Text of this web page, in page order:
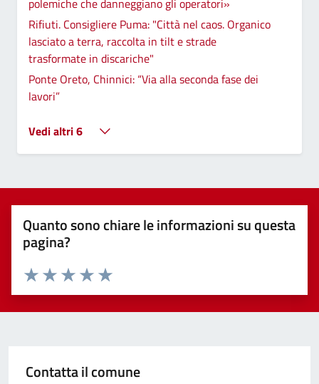
polemiche che danneggiano gli operatori»
Rifiuti. Consigliere Puma: "Città nel caos. Organico
lasciato a terra, raccolta in tilt e strade
trasformate in discariche"
Ponte Oreto, Chinnici: “Via alla seconda fase dei
lavori”
Vedi altri 6
Quanto sono chiare le informazioni su questa
pagina?
Valuta 5 stelle su 5
Valuta 4 stelle su 5
Valuta 3 stelle su 5
Valuta 2 stelle su 5
Valuta 1 stelle su 5
Contatta il comune